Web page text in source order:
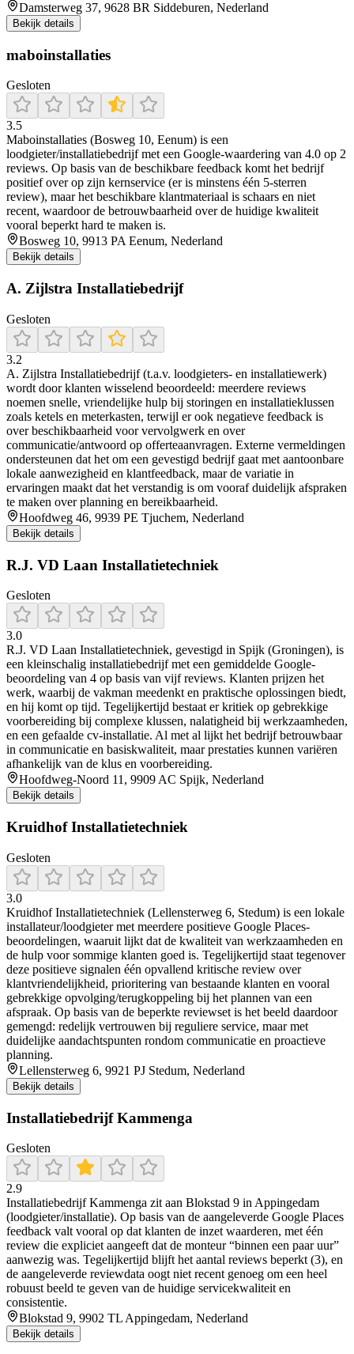
Damsterweg 37, 9628 BR Siddeburen, Nederland
Bekijk details
maboinstallaties
Gesloten
3.5
Maboinstallaties (Bosweg 10, Eenum) is een
loodgieter/installatiebedrijf met een Google-waardering van 4.0 op 2
reviews. Op basis van de beschikbare feedback komt het bedrijf
positief over op zijn kernservice (er is minstens één 5-sterren
review), maar het beschikbare klantmateriaal is schaars en niet
recent, waardoor de betrouwbaarheid over de huidige kwaliteit
vooral beperkt hard te maken is.
Bosweg 10, 9913 PA Eenum, Nederland
Bekijk details
A. Zijlstra Installatiebedrijf
Gesloten
3.2
A. Zijlstra Installatiebedrijf (t.a.v. loodgieters- en installatiewerk)
wordt door klanten wisselend beoordeeld: meerdere reviews
noemen snelle, vriendelijke hulp bij storingen en installatieklussen
zoals ketels en meterkasten, terwijl er ook negatieve feedback is
over beschikbaarheid voor vervolgwerk en over
communicatie/antwoord op offerteaanvragen. Externe vermeldingen
ondersteunen dat het om een gevestigd bedrijf gaat met aantoonbare
lokale aanwezigheid en klantfeedback, maar de variatie in
ervaringen maakt dat het verstandig is om vooraf duidelijk afspraken
te maken over planning en bereikbaarheid.
Hoofdweg 46, 9939 PE Tjuchem, Nederland
Bekijk details
R.J. VD Laan Installatietechniek
Gesloten
3.0
R.J. VD Laan Installatietechniek, gevestigd in Spijk (Groningen), is
een kleinschalig installatiebedrijf met een gemiddelde Google-
beoordeling van 4 op basis van vijf reviews. Klanten prijzen het
werk, waarbij de vakman meedenkt en praktische oplossingen biedt,
en hij komt op tijd. Tegelijkertijd bestaat er kritiek op gebrekkige
voorbereiding bij complexe klussen, nalatigheid bij werkzaamheden,
en een gefaalde cv-installatie. Al met al lijkt het bedrijf betrouwbaar
in communicatie en basiskwaliteit, maar prestaties kunnen variëren
afhankelijk van de klus en voorbereiding.
Hoofdweg-Noord 11, 9909 AC Spijk, Nederland
Bekijk details
Kruidhof Installatietechniek
Gesloten
3.0
Kruidhof Installatietechniek (Lellensterweg 6, Stedum) is een lokale
installateur/loodgieter met meerdere positieve Google Places-
beoordelingen, waaruit lijkt dat de kwaliteit van werkzaamheden en
de hulp voor sommige klanten goed is. Tegelijkertijd staat tegenover
deze positieve signalen één opvallend kritische review over
klantvriendelijkheid, prioritering van bestaande klanten en vooral
gebrekkige opvolging/terugkoppeling bij het plannen van een
afspraak. Op basis van de beperkte reviewset is het beeld daardoor
gemengd: redelijk vertrouwen bij reguliere service, maar met
duidelijke aandachtspunten rondom communicatie en proactieve
planning.
Lellensterweg 6, 9921 PJ Stedum, Nederland
Bekijk details
Installatiebedrijf Kammenga
Gesloten
2.9
Installatiebedrijf Kammenga zit aan Blokstad 9 in Appingedam
(loodgieter/installatie). Op basis van de aangeleverde Google Places
feedback valt vooral op dat klanten de inzet waarderen, met één
review die expliciet aangeeft dat de monteur “binnen een paar uur”
aanwezig was. Tegelijkertijd blijft het aantal reviews beperkt (3), en
de aangeleverde reviewdata oogt niet recent genoeg om een heel
robuust beeld te geven van de huidige servicekwaliteit en
consistentie.
Blokstad 9, 9902 TL Appingedam, Nederland
Bekijk details